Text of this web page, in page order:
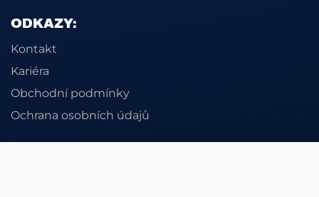
ODKAZY:
Kontakt
Kariéra
Obchodní podmínky
Ochrana osobních údajů